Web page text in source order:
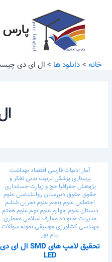
خانه دانلود ها ال ای دی
آمار ادبیات فارسی اقتصادبهداشت
پرستاریپزشکیتربیت بدنیتفکر و
پژوهشجغرافیاحج و زیارتحسابداری
حقوقحقوقدبیرستانروانشناسیعلوم
اجتماعیعلوم پنجمعلوم تجربی ششم
دبستانعلوم چهارمعلوم نهمعلوم هفتم
مدیریت خانوادهمعارف اسلامیمعماری
مهندسی کشاورزیموسیقینمونه سوالات
پیام نور
تحقیق لامپ های SMD ال ای دی
LED